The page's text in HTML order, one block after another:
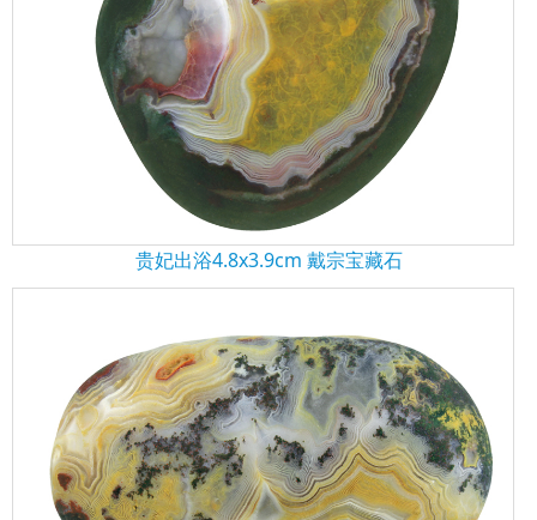
贵妃出浴4.8x3.9cm 戴宗宝藏石